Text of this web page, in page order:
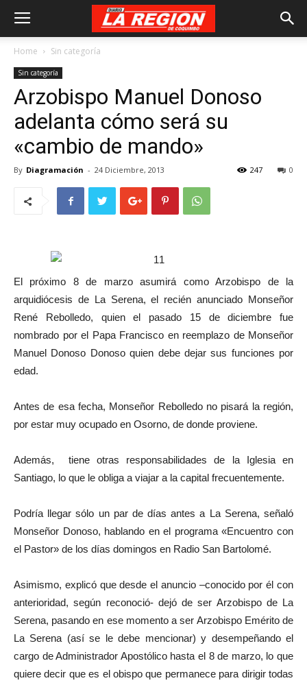
Home Sin categoría
Sin categoría
Arzobispo Manuel Donoso
adelanta cómo será su
«cambio de mando»
By Diagramación - 24 Diciembre, 2013 0
247
El próximo 8 de marzo asumirá como Arzobispo de la
arquidiócesis de La Serena, el recién anunciado Monseñor
René Rebolledo, quien el pasado 15 de diciembre fue
nombrado por el Papa Francisco en reemplazo de Monseñor
Manuel Donoso Donoso quien debe dejar sus funciones por
edad.
Antes de esa fecha, Monseñor Rebolledo no pisará la región,
por estar muy ocupado en Osorno, de donde proviene.
Además, tiene otras responsabilidades de la Iglesia en
Santiago, lo que le obliga a viajar a la capital frecuentemente.
Podría llegar sólo un par de días antes a La Serena, señaló
Monseñor Donoso, hablando en el programa «Encuentro con
el Pastor» de los días domingos en Radio San Bartolomé.
Asimismo, explicó que desde el anuncio –conocido por él con
anterioridad, según reconoció- dejó de ser Arzobispo de La
Serena, pasando en ese momento a ser Arzobispo Emérito de
La Serena (así se le debe mencionar) y desempeñando el
cargo de Administrador Apostólico hasta el 8 de marzo, lo que
quiere decir que es el obispo que permanece para dirigir todas